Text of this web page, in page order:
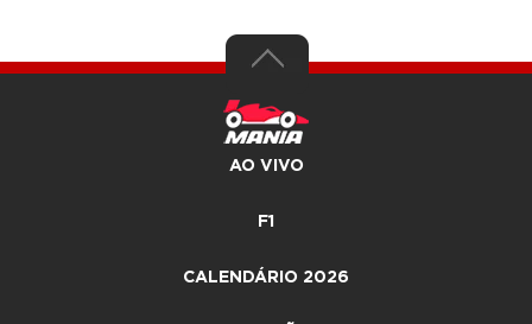
AO VIVO
F1
CALENDÁRIO 2026